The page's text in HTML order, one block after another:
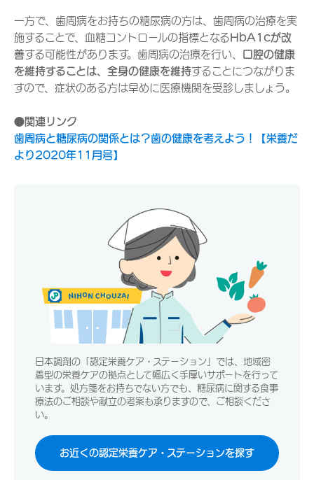
一方で、歯周病をお持ちの糖尿病の方は、歯周病の治療を実
施することで、血糖コントロールの指標となる HbA1cが改
善する可能性があります。歯周病の治療を行い、
口腔の健康
を維持することは、全身の健康を維持することにつながりま
すので、症状のある方は早めに医療機関を受診しましょう。
●関連リンク
歯周病と糖尿病の関係とは？歯の健康を考えよう！【栄養だ
より2020年11月号】
日本調剤の「認定栄養ケア・ステーション」では、地域密
着型の栄養ケアの拠点として幅広く手厚いサポートを行って
います。処方箋をお持ちでない方でも、糖尿病に関する食事
療法のご相談や献立の考案も承りますので、ご相談くださ
い。
お近くの認定栄養ケア・ステーションを探す